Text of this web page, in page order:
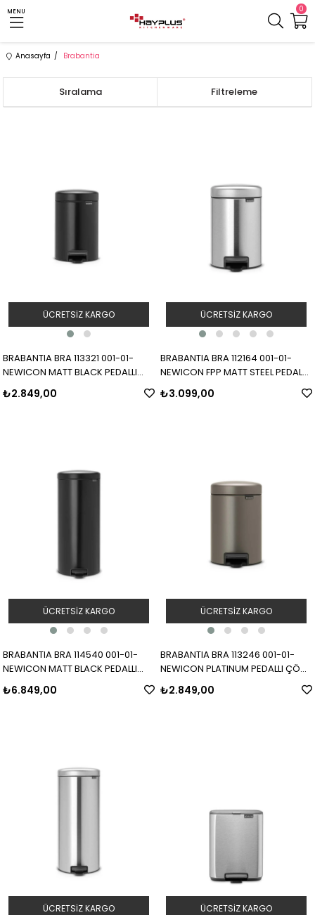
0
MENU
Anasayfa Brabantia
Filtreleme
Sıralama
BRABANTIA BRA 113321 001-01-
NEWICON MATT BLACK PEDALLI
₺2.849,00
ÜCRETSIZ KARGO
BRABANTIA BRA 112164 001-01-
NEWICON FPP MATT STEEL PEDALLI
₺3.099,00
ÜCRETSIZ KARGO
BRABANTIA BRA 114540 001-01-
NEWICON MATT BLACK PEDALLI
ÇÖP KUTUSU 30L
₺6.849,00
ÜCRETSIZ KARGO
BRABANTIA BRA 113246 001-01-
NEWICON PLATINUM PEDALLI ÇÖP
KUTUSU 3L
₺2.849,00
ÜCRETSIZ KARGO
ÜCRETSIZ KARGO ÜCRETSIZ KARGO